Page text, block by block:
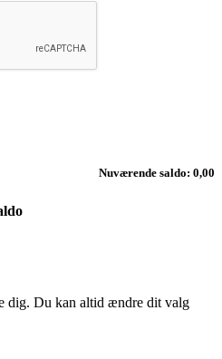
Nuværende saldo: 0,00
dig. Du kan altid ændre dit valg